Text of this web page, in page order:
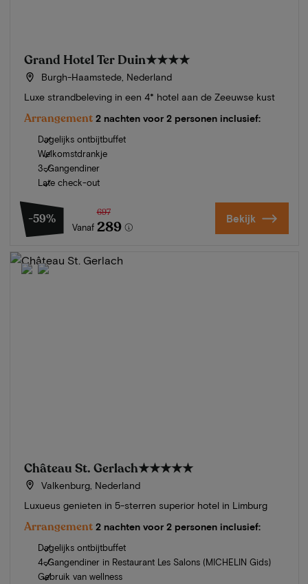
Grand Hotel Ter Duin★★★★
Burgh-Haamstede, Nederland
Luxe strandbeleving in een 4* hotel aan de Zeeuwse kust
Arrangement 2 nachten voor 2 personen inclusief:
Dagelijks ontbijtbuffet
Welkomstdrankje
3-Gangendiner
Late check-out
-59%
Vanaf
697
289 Bekijk
Château St. Gerlach★★★★★
Valkenburg, Nederland
Luxueus genieten in 5-sterren superior hotel in Limburg
Arrangement 2 nachten voor 2 personen inclusief:
Dagelijks ontbijtbuffet
4-Gangendiner in Restaurant Les Salons (MICHELIN Gids)
Gebruik van wellness